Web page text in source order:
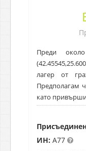
Преди
лагер от
Предполагам
като
ИН: A77